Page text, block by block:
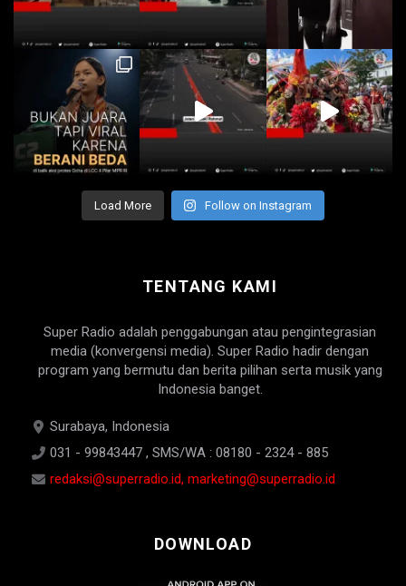
Load More Follow on Instagram
TENTANG KAMI
Super Radio adalah penggabungan atau pengintegrasian
media (konvergensi media). Super Radio hadir dengan
program yang bermutu dan berita pilihan serta musik yang
Indonesia banget.
Surabaya, Indonesia
031 - 99843447 , SMS/WA : 08180 - 2324 - 885
redaksi@superradio.id, marketing@superradio.id
DOWNLOAD